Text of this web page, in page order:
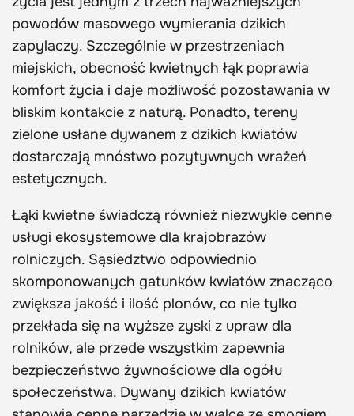
powodów masowego wymierania dzikich
zapylaczy. Szczególnie w przestrzeniach
miejskich, obecność kwietnych łąk poprawia
komfort życia i daje możliwość pozostawania w
bliskim kontakcie z naturą. Ponadto, tereny
zielone usłane dywanem z dzikich kwiatów
dostarczają mnóstwo pozytywnych wrażeń
estetycznych.
Łąki kwietne świadczą również niezwykle cenne
usługi ekosystemowe dla krajobrazów
rolniczych. Sąsiedztwo odpowiednio
skomponowanych gatunków kwiatów znacząco
zwiększa jakość i ilość plonów, co nie tylko
przekłada się na wyższe zyski z upraw dla
rolników, ale przede wszystkim zapewnia
bezpieczeństwo żywnościowe dla ogółu
społeczeństwa. Dywany dzikich kwiatów